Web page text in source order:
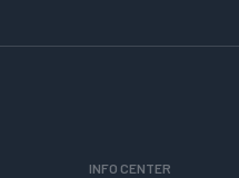
INFO CENTER